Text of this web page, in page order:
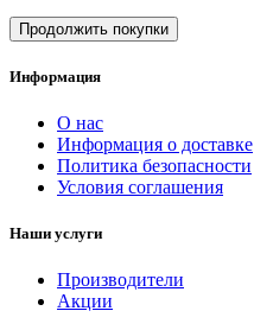
Продолжить покупки
Информация
О нас
Информация о доставке
Политика безопасности
Условия соглашения
Наши услуги
Производители
Акции